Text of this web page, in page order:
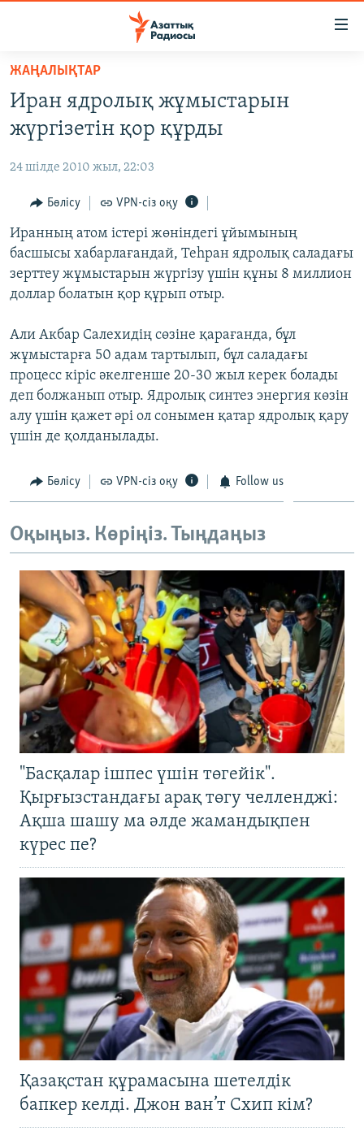
Skip
main
content
to
Navigation
Skip
to
Search
САЯСАТ
AZATTYQTV
ҚАҢТАР ОҚИҒАСЫ
АДАМ ҚҰҚЫҚТАРЫ
ӘЛЕУМЕТ
ӘЛЕМ
АРНАЙЫ ЖОБАЛАР
Русский
ЖАЗЫЛЫҢЫЗ
ЖАҢАЛЫҚТАР
Иран ядролық жұмыстарын
жүргізетін қор құрды
24 шілде 2010 жыл, 22:03
Бөлісу VPN-сіз оқу
Иранның атом істері жөніндегі ұйымының
басшысы хабарлағандай, Теһран ядролық саладағы
зерттеу жұмыстарын жүргізу үшін құны 8 миллион
доллар болатын қор құрып отыр.
Али Акбар Салехидің сөзіне қарағанда, бұл
жұмыстарға 50 адам тартылып, бұл саладағы
процесс кіріс әкелгенше 20-30 жыл керек болады
деп болжанып отыр. Ядролық синтез энергия көзін
алу үшін қажет әрі ол сонымен қатар ядролық қару
үшін де қолданылады.
Бөлісу VPN-сіз оқу Follow us
Оқыңыз. Көріңіз. Тыңдаңыз
"Басқалар ішпес үшін төгейік".
Қырғызстандағы арақ төгу челленджі:
Ақша шашу ма әлде жамандықпен
күрес пе?
Қазақстан құрамасына шетелдік
бапкер келді. Джон ван’т Схип кім?